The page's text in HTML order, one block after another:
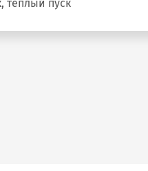
теплый пуск